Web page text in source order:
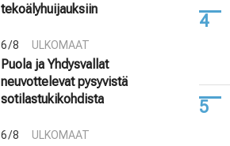
tekoälyhuijauksiin
6/8 ULKOMAAT
Puola ja Yhdysvallat
neuvottelevat pysyvistä
sotilastukikohdista
6/8 ULKOMAAT